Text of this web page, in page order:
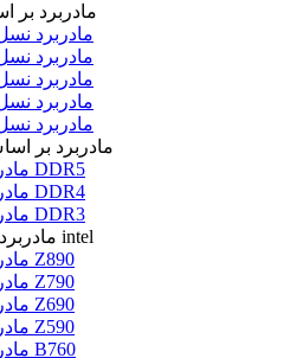
مادربرد
مادربرد نسل
مادربرد نسل
مادربرد نسل
مادربرد نسل
مادربرد نسل
مادربرد بر
مادربرد DDR5
مادربرد DDR4
مادربرد DDR3
مادربرد بر اساس intel
مادربرد Z890
مادربرد Z790
مادربرد Z690
مادربرد Z590
مادربرد B760